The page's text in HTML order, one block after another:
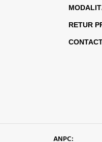
RETUR
ANPC: